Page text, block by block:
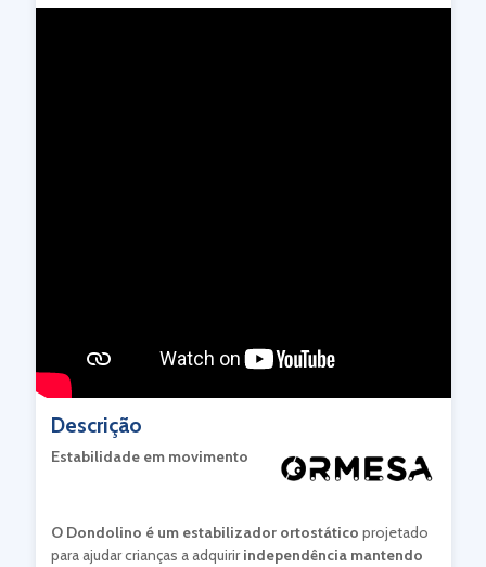
Descrição
Estabilidade em movimento
O Dondolino é um estabilizador ortostático projetado
para ajudar crianças a adquiririndependência mantendo